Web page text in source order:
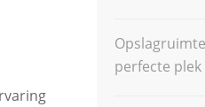
perfecte